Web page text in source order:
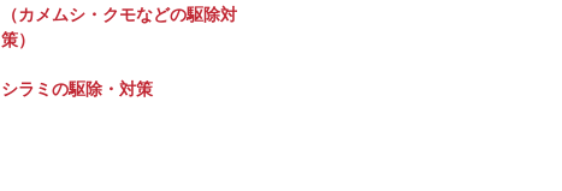
（カメムシ・クモなどの駆除対
策）
シラミの駆除・対策